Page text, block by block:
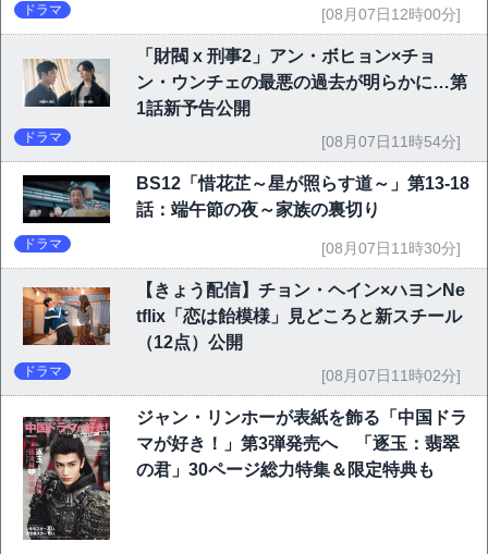
ドラマ [08月07日12時00分]
「財閥 x 刑事2」アン・ボヒョン×チョ
ン・ウンチェの最悪の過去が明らかに…第
1話新予告公開
ドラマ [08月07日11時54分]
BS12「惜花芷～星が照らす道～」第13-18
話：端午節の夜～家族の裏切り
ドラマ [08月07日11時30分]
【きょう配信】チョン・ヘイン×ハヨンNe
tflix「恋は飴模様」見どころと新スチール
（12点）公開
ドラマ [08月07日11時02分]
ジャン・リンホーが表紙を飾る「中国ドラ
マが好き！」第3弾発売へ 「逐玉：翡翠
の君」30ページ総力特集＆限定特典も